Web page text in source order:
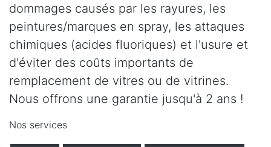
dommages causés par les rayures, les
peintures/marques en spray, les attaques
chimiques (acides fluoriques) et l'usure et
d'éviter des coûts importants de
remplacement de vitres ou de vitrines.
Nous offrons une garantie jusqu'à 2 ans !
Nos services